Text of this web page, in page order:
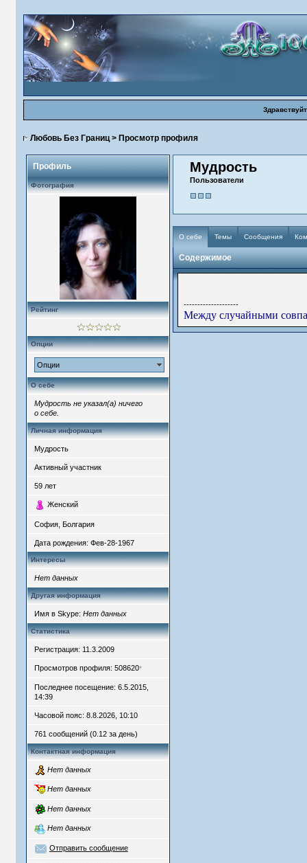
Любовь Без Границ> Просмотр профиля
Профиль
Фотография
Рейтинг
Опции
Опции
О себе
Мудрость не указал(а) ничего
о себе.
Личная информация
Мудрость
Активный участник
59 лет
Женский
София, Болгария
Дата рождения: Фев-28-1967
Интересы
Нет данных
Другая информация
Имя в Skype: Нет данных
Статистика
Регистрация: 11.3.2009
Просмотров профиля: 508620*
Последнее посещение: 6.5.2015,
14:39
Часовой пояс: 8.8.2026, 10:10
761 сообщений (0.12 за день)
Контактная информация
Нет данных
Нет данных
Нет данных
Нет данных
Отправить сообщение
Мудрость
Пользователи
О себе Темы Сообщения
Содержимое
--------------------
Между случайными